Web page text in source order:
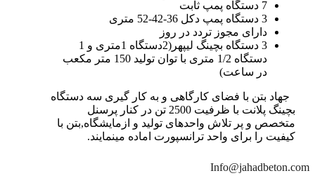
7 دستگاه پمپ ثابت
3 دستگاه پمپ دکل 36-42-52 متری
دارای مجوز تردد در روز
3 دستگاه بچینگ لیپهر(2دستگاه 1متری و 1
دستگاه 1/2 متری با توان تولید 150 متر مکعب
در ساعت)
جهاد بتن با فضای کارگاهی و به کار گیری سه دستگاه
بچینگ پلانت با ظرفیت 2500 تن در کنار پرسنل
متخصص و پر تلاش واحدهای تولید و ازمایشگاه,بتن با
کیفیت را برای واحد ترانسپورت اماده مینمایند.
Info@jahadbeton.com